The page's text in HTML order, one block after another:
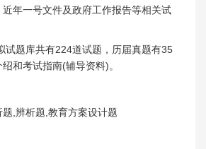
年一号文件及政府工作报告等相关试
试题库共有224道试题，历届真题有35
和考试指南(辅导资料)。
,辨析题,教育方案设计题